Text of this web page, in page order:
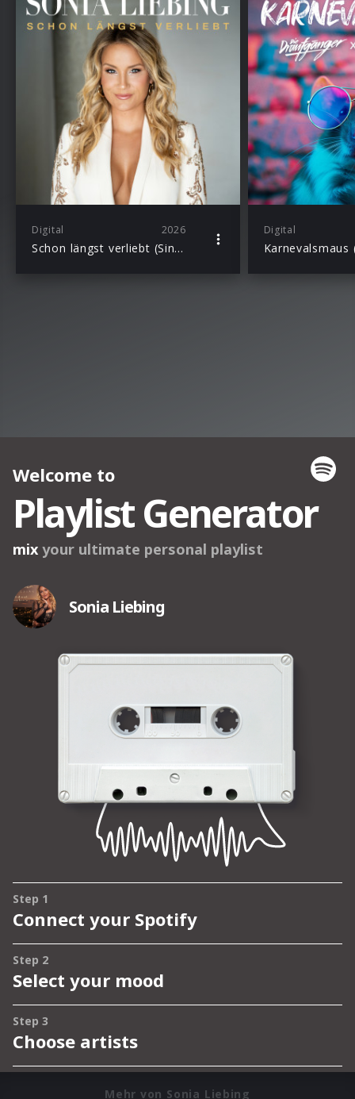
Digital 2026
Schon längst verliebt (Single)
Digital
Karnevalsmaus
Mehr von Sonia Liebing